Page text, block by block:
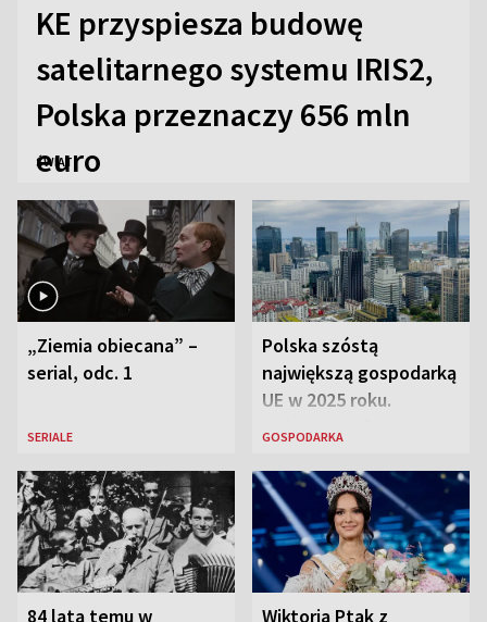
KE przyspiesza budowę
satelitarnego systemu IRIS2,
Polska przeznaczy 656 mln
euro
ŚWIAT
„Ziemia obiecana” –
serial, odc. 1
SERIALE
Polska szóstą
największą gospodarką
UE w 2025 roku.
Najnowsze dane
GOSPODARKA
84 lata temu w
Wiktoria Ptak z